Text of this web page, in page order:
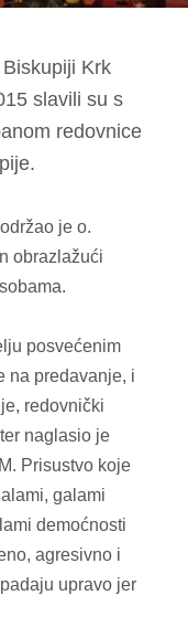
Krk
slavili su s
redovnice
je o.
obrazlažući
posvećenim
na predavanje, i
redovnički
naglasio je
Prisustvo koje
galami
demoćnosti
agresivno i
upravo jer